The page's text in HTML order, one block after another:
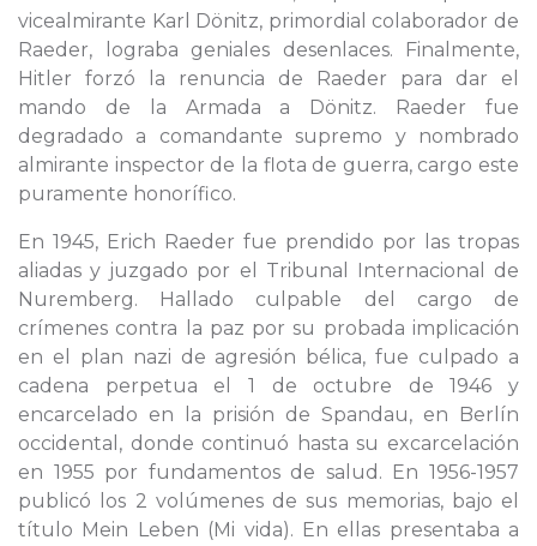
vicealmirante Karl Dönitz, primordial colaborador de
Raeder, lograba geniales desenlaces. Finalmente,
Hitler forzó la renuncia de Raeder para dar el
mando de la Armada a Dönitz. Raeder fue
degradado a comandante supremo y nombrado
almirante inspector de la flota de guerra, cargo este
puramente honorífico.
En 1945, Erich Raeder fue prendido por las tropas
aliadas y juzgado por el Tribunal Internacional de
Nuremberg. Hallado culpable del cargo de
crímenes contra la paz por su probada implicación
en el plan nazi de agresión bélica, fue culpado a
cadena perpetua el 1 de octubre de 1946 y
encarcelado en la prisión de Spandau, en Berlín
occidental, donde continuó hasta su excarcelación
en 1955 por fundamentos de salud. En 1956-1957
publicó los 2 volúmenes de sus memorias, bajo el
título Mein Leben (Mi vida). En ellas presentaba a